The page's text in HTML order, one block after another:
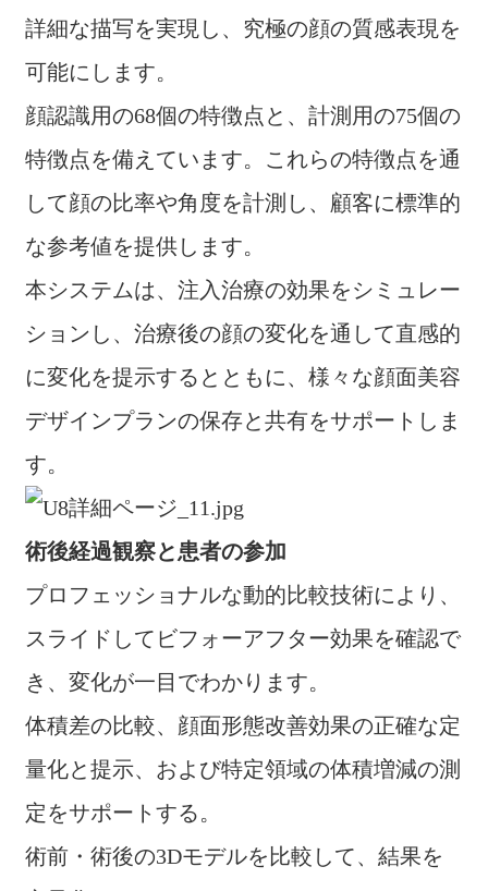
詳細な描写を実現し、究極の顔の質感表現を
可能にします。
顔認識用の68個の特徴点と、計測用の75個の
特徴点を備えています。これらの特徴点を通
して顔の比率や角度を計測し、顧客に標準的
な参考値を提供します。
本システムは、注入治療の効果をシミュレー
ションし、治療後の顔の変化を通して直感的
に変化を提示するとともに、様々な顔面美容
デザインプランの保存と共有をサポートしま
す。
術後経過観察と患者の参加
プロフェッショナルな動的比較技術により、
スライドしてビフォーアフター効果を確認で
き、変化が一目でわかります。
体積差の比較、顔面形態改善効果の正確な定
量化と提示、および特定領域の体積増減の測
定をサポートする。
術前・術後の3Dモデルを比較して、結果を